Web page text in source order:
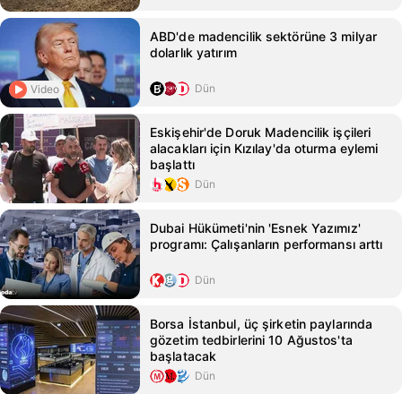
Video
ABD'de madencilik sektörüne 3 milyar
dolarlık yatırım
Dün
Eskişehir'de Doruk Madencilik işçileri
alacakları için Kızılay'da oturma eylemi
başlattı
Dün
Dubai Hükümeti'nin 'Esnek Yazımız'
programı: Çalışanların performansı arttı
Dün
Borsa İstanbul, üç şirketin paylarında
gözetim tedbirlerini 10 Ağustos'ta
başlatacak
Dün